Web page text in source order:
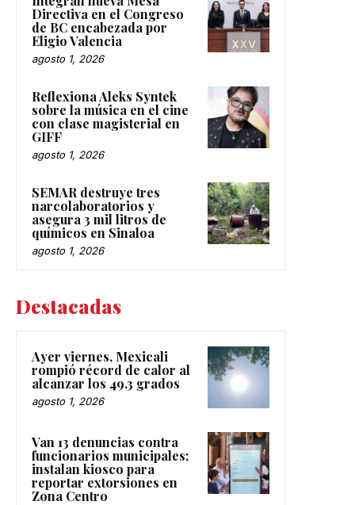
Directiva en el Congreso
de BC encabezada por
Eligio Valencia
agosto 1, 2026
Reflexiona Aleks Syntek
sobre la música en el cine
con clase magisterial en
GIFF
agosto 1, 2026
SEMAR destruye tres
narcolaboratorios y
asegura 3 mil litros de
químicos en Sinaloa
agosto 1, 2026
Destacadas
Ayer viernes, Mexicali
rompió récord de calor al
alcanzar los 49.3 grados
agosto 1, 2026
Van 13 denuncias contra
funcionarios municipales;
instalan kiosco para
reportar extorsiones en
Zona Centro